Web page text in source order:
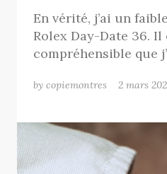
En vérité, j’ai un
Rolex Day-Date 36. Il
compréhensible que
by copiemontres 2 mars